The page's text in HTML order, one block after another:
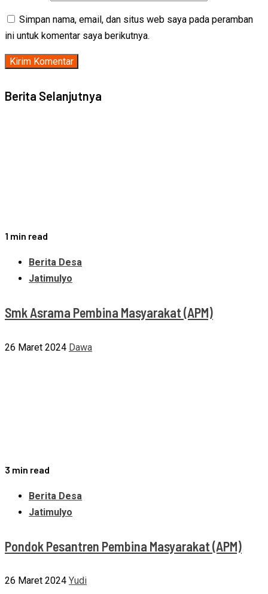
Simpan nama, email, dan situs web saya pada peramban
ini untuk komentar saya berikutnya.
Berita Selanjutnya
1 min read
Berita Desa
Jatimulyo
Smk Asrama Pembina Masyarakat (APM)
26 Maret 2024 Dawa
3 min read
Berita Desa
Jatimulyo
Pondok Pesantren Pembina Masyarakat (APM)
26 Maret 2024 Yudi